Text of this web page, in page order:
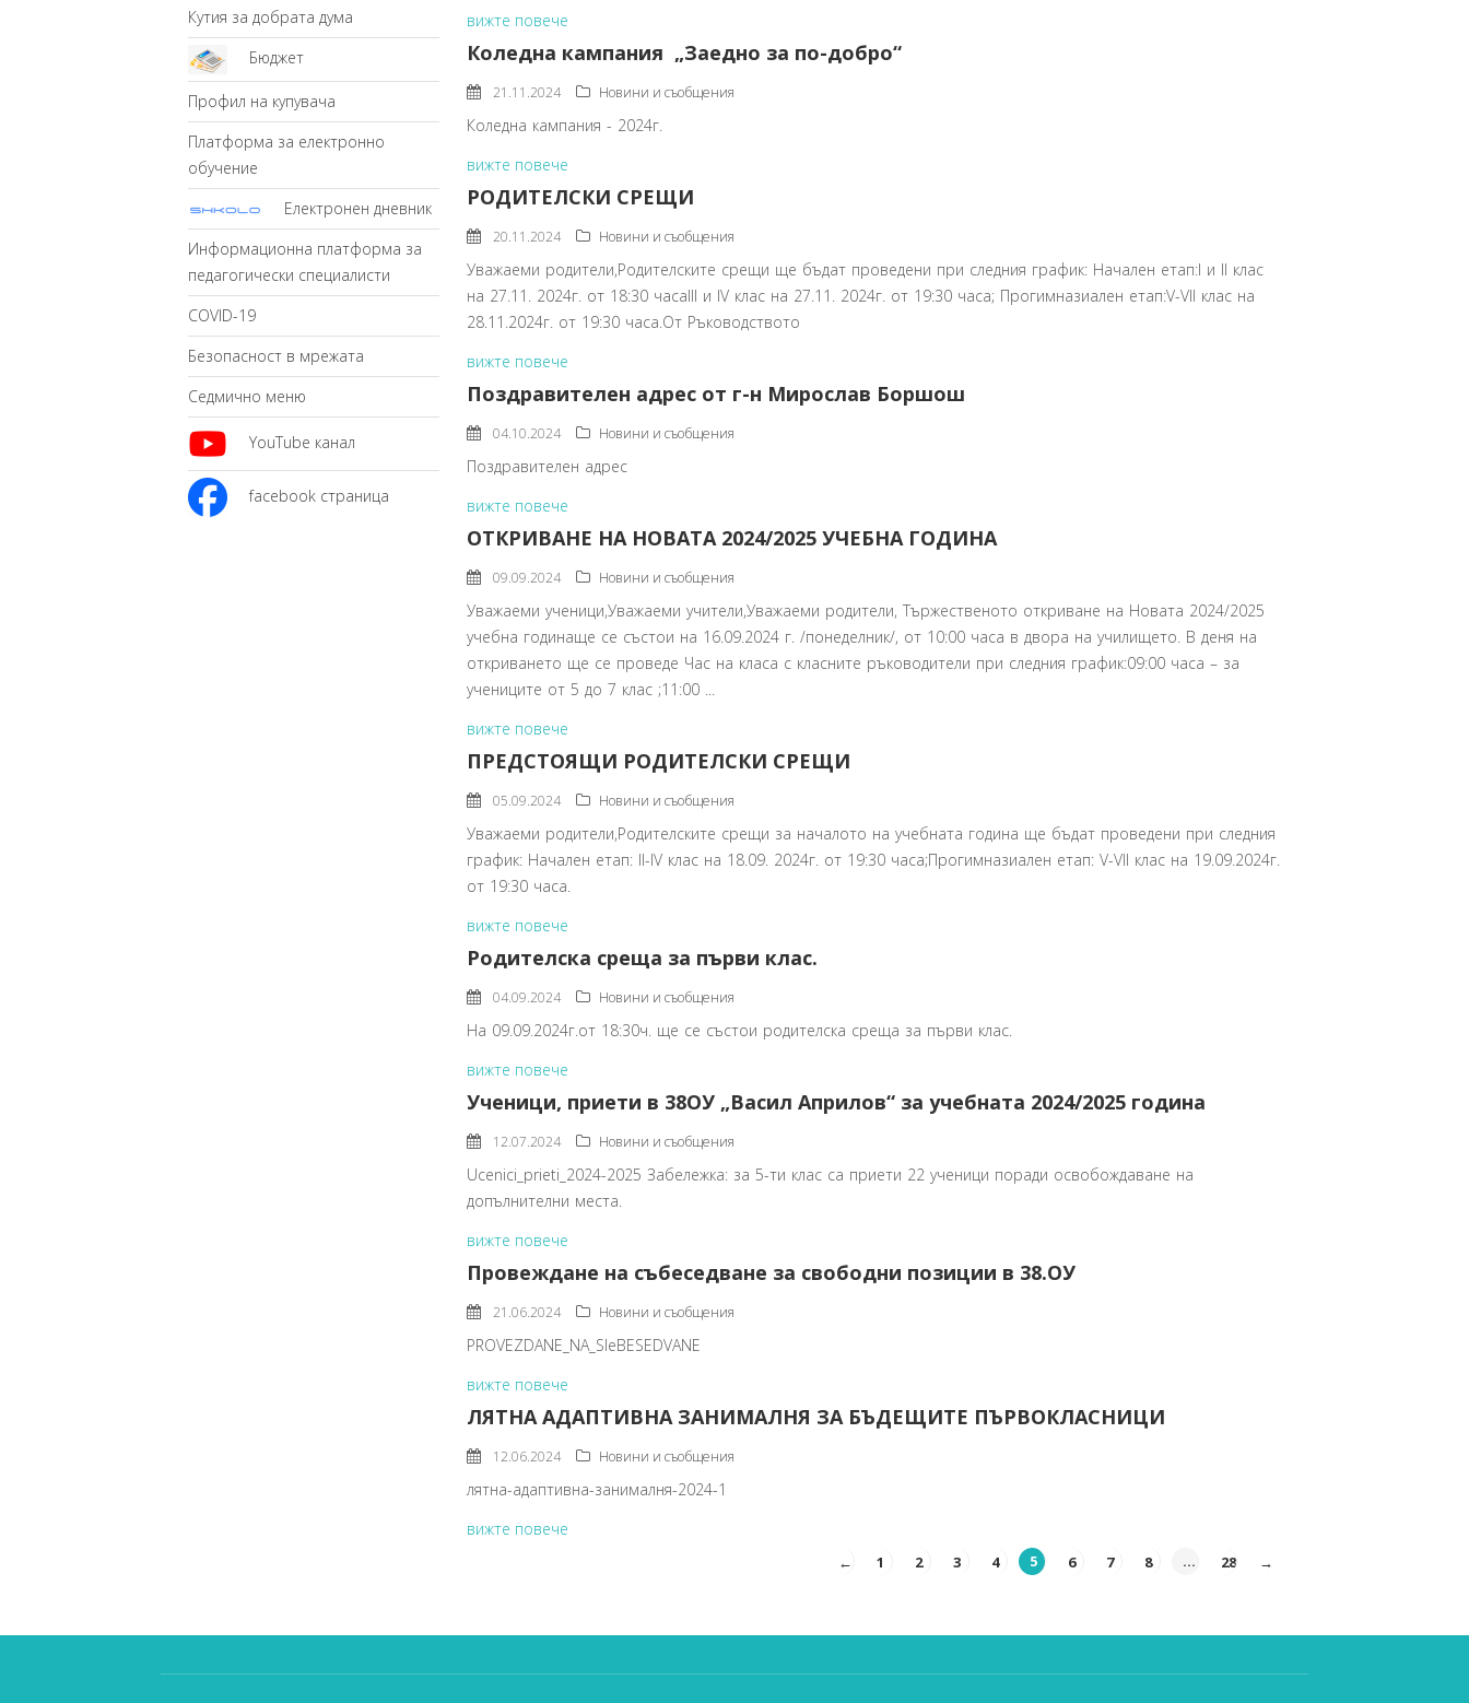
Кутия за добрата дума
Бюджет
Профил на купувача
Платформа за електронно
обучение
Електронен дневник
Информационна платформа за
педагогически специалисти
COVID-19
Безопасност в мрежата
Седмично меню
YouTube канал
facebook страница
вижте повече
Коледна кампания „Заедно за по-добро“
21.11.2024 Новини и съобщения
Коледна кампания - 2024г.
вижте повече
РОДИТЕЛСКИ СРЕЩИ
20.11.2024 Новини и съобщения
Уважаеми родители,Родителските срещи ще бъдат проведени при следния график: Начален етап:I и II клас
на 27.11. 2024г. от 18:30 часаIII и IV клас на 27.11. 2024г. от 19:30 часа; Прогимназиален етап:V-VII клас на
28.11.2024г. от 19:30 часа.От Ръководството
вижте повече
Поздравителен адрес от г-н Мирослав Боршош
04.10.2024 Новини и съобщения
Поздравителен адрес
вижте повече
ОТКРИВАНЕ НА НОВАТА 2024/2025 УЧЕБНА ГОДИНА
09.09.2024 Новини и съобщения
Уважаеми ученици,Уважаеми учители,Уважаеми родители, Тържественото откриване на Новата 2024/2025
учебна годинаще се състои на 16.09.2024 г. /понеделник/, от 10:00 часа в двора на училището. В деня на
откриването ще се проведе Час на класа с класните ръководители при следния график:09:00 часа – за
учениците от 5 до 7 клас ;11:00 ...
вижте повече
ПРЕДСТОЯЩИ РОДИТЕЛСКИ СРЕЩИ
05.09.2024 Новини и съобщения
Уважаеми родители,Родителските срещи за началото на учебната година ще бъдат проведени при следния
график: Начален етап: II-IV клас на 18.09. 2024г. от 19:30 часа;Прогимназиален етап: V-VII клас на 19.09.2024г.
от 19:30 часа.
вижте повече
Родителска среща за първи клас.
04.09.2024 Новини и съобщения
На 09.09.2024г.от 18:30ч. ще се състои родителска среща за първи клас.
вижте повече
Ученици, приети в 38ОУ „Васил Априлов“ за учебната 2024/2025 година
12.07.2024 Новини и съобщения
Ucenici_prieti_2024-2025 Забележка: за 5-ти клас са приети 22 ученици поради освобождаване на
допълнителни места.
вижте повече
Провеждане на събеседване за свободни позиции в 38.ОУ
21.06.2024 Новини и съобщения
PROVEZDANE_NA_SIeBESEDVANE
вижте повече
ЛЯТНА АДАПТИВНА ЗАНИМАЛНЯ ЗА БЪДЕЩИТЕ ПЪРВОКЛАСНИЦИ
12.06.2024 Новини и съобщения
лятна-адаптивна-занималня-2024-1
вижте повече
← 1 2 3 4 5 6 7 8 … 28 →